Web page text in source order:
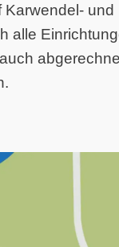
und
alle